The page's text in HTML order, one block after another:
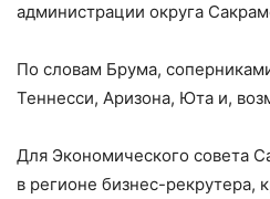
администрации округа
По словам Брума,
Теннесси, Аризона, Юта и,
Для Экономического совета
в регионе бизнес-рекрутера,